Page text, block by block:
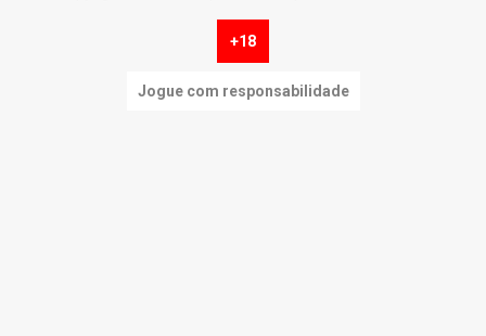
+18
Jogue com responsabilidade